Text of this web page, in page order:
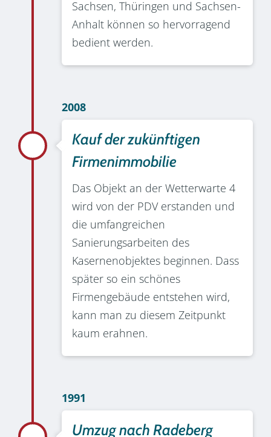
Sachsen, Thüringen und Sachsen-
Anhalt können so hervorragend
bedient werden.
2008
Kauf der zukünftigen
Firmenimmobilie
Das Objekt an der Wetterwarte 4
wird von der PDV erstanden und
die umfangreichen
Sanierungsarbeiten des
Kasernenobjektes beginnen. Dass
später so ein schönes
Firmengebäude entstehen wird,
kann man zu diesem Zeitpunkt
kaum erahnen.
1991
Umzug nach Radeberg